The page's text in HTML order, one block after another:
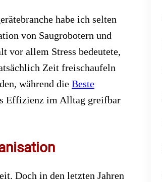
habe ich selten
von Saugrobotern und
vor allem Stress bedeutete,
Zeit freischaufeln
während die Beste
Effizienz im Alltag greifbar
Doch in den letzten Jahren